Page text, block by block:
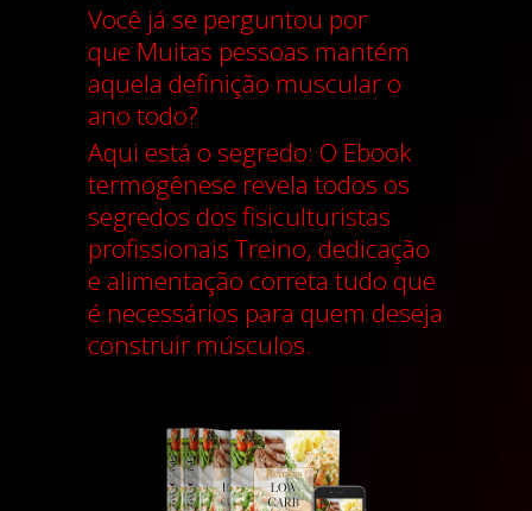
Você já se perguntou por
que Muitas pessoas mantém
aquela definição muscular o
ano todo?
Aqui está o segredo: O Ebook
termogênese revela todos os
segredos dos fisiculturistas
profissionais Treino, dedicação
e alimentação correta tudo que
é necessários para quem deseja
construir músculos.